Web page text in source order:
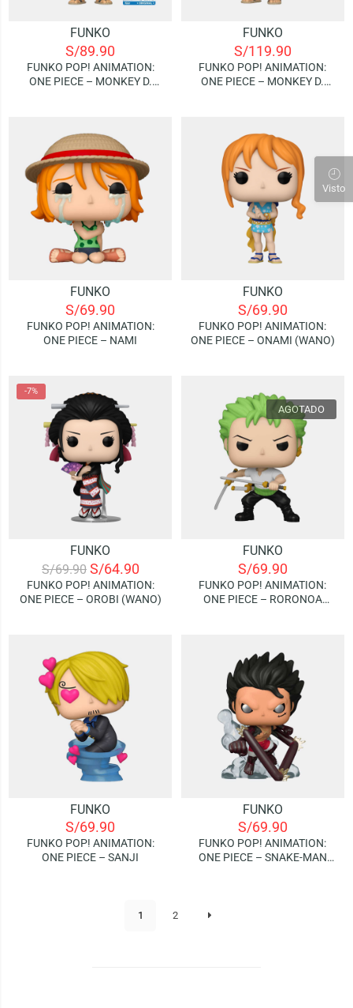
FUNKO
S/89.90
FUNKO POP! ANIMATION:
ONE PIECE – MONKEY D.
FUNKO
S/119.90
FUNKO POP! ANIMATION:
ONE PIECE – MONKEY D.
FUNKO
S/69.90
FUNKO POP! ANIMATION:
ONE PIECE – NAMI
FUNKO
S/69.90
FUNKO POP! ANIMATION:
ONE PIECE – ONAMI (WANO)
-7%
FUNKO
S/69.90 S/64.90
FUNKO POP! ANIMATION:
ONE PIECE – OROBI (WANO)
AGOTADO
FUNKO
S/69.90
FUNKO POP! ANIMATION:
ONE PIECE – RORONOA
FUNKO
S/69.90
FUNKO POP! ANIMATION:
ONE PIECE – SANJI
FUNKO
S/69.90
FUNKO POP! ANIMATION:
ONE PIECE – SNAKE-MAN
1 2
Visto